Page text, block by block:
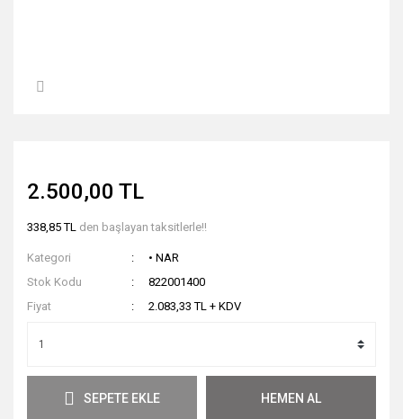
2.500,00 TL
338,85 TL den başlayan taksitlerle!!
Kategori
• NAR
Stok Kodu
822001400
Fiyat
2.083,33 TL + KDV
SEPETE EKLE HEMEN AL